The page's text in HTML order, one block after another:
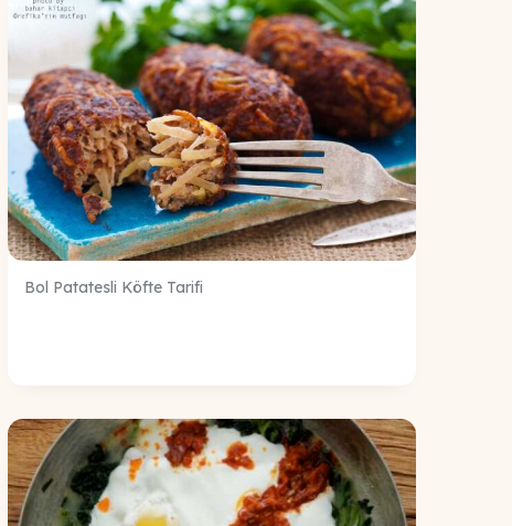
Bol Patatesli Köfte Tarifi